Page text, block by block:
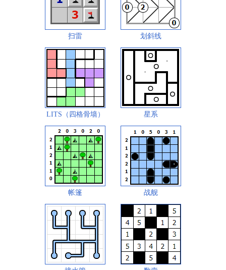
扫雷 划斜线
LITS（四格骨墙） 星系
帐篷 战舰